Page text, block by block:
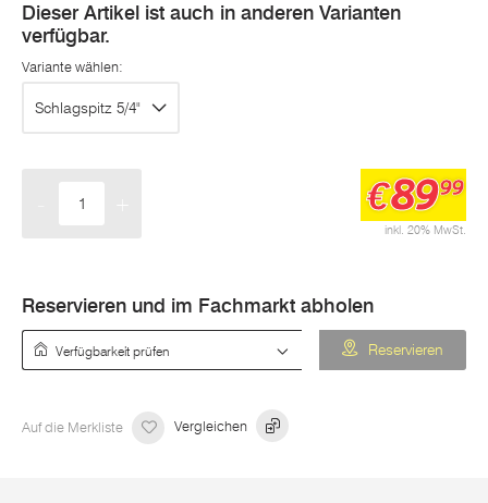
Dieser Artikel ist auch in anderen Varianten
verfügbar.
Variante wählen:
Schlagspitz 5/4"
inkl. 20% MwSt.
€8999
Reservieren und im Fachmarkt abholen
Reservieren
Auf die Merkliste Vergleichen